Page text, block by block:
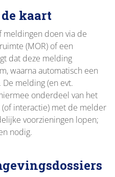
kaart
meldingen doen via de
(MOR) of een
dat deze melding
waarna automatisch een
melding (en evt.
onderdeel van het
interactie) met de melder
voorzieningen lopen;
nodig.